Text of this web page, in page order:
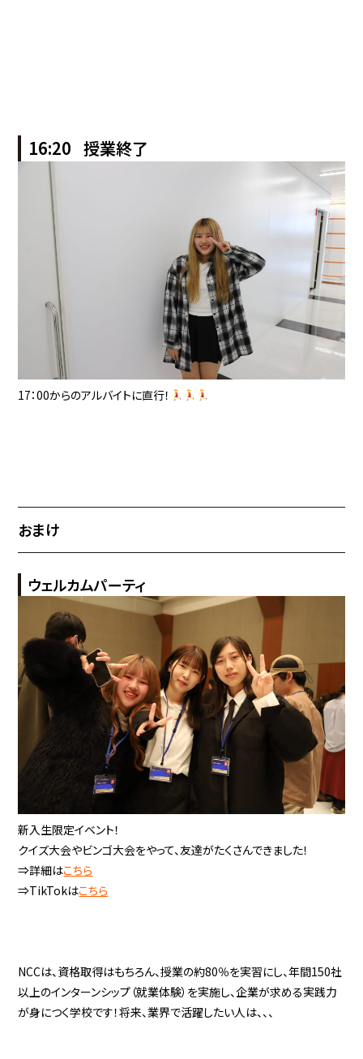
16:20 授業終了
17：00からのアルバイトに直行！
おまけ
ウェルカムパーティ
新入生限定イベント！
クイズ大会やビンゴ大会をやって、友達がたくさんできました！
⇒詳細はこちら
⇒TikTokはこちら
NCCは、資格取得はもちろん、授業の約80％を実習にし、年間150社
以上のインターンシップ（就業体験）を実施し、企業が求める実践力
が身につく学校です！将来、業界で活躍したい人は、、、